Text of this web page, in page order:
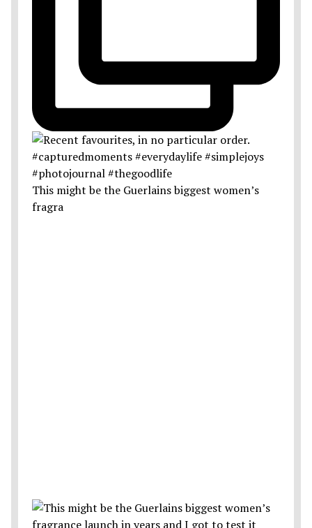
This might be the Guerlains biggest women’s
fragra